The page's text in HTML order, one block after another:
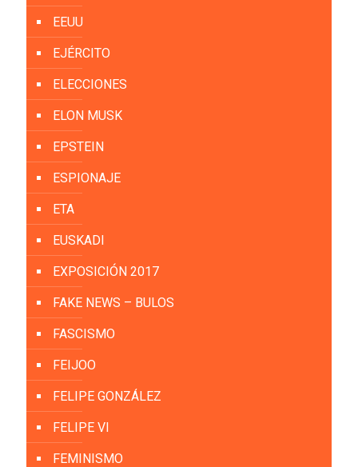
EEUU
EJÉRCITO
ELECCIONES
ELON MUSK
EPSTEIN
ESPIONAJE
ETA
EUSKADI
EXPOSICIÓN 2017
FAKE NEWS – BULOS
FASCISMO
FEIJOO
FELIPE GONZÁLEZ
FELIPE VI
FEMINISMO